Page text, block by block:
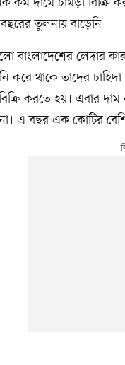
তুলনায় বাড়েনি।
বাংলাদেশের লেদার
করে থাকে তাদের
করতে হয়। এবার
এ বছর এক কোটির